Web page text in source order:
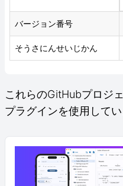
バージョン番号
そうさにんせいじかん
これらのGitHubプロジ
プラグインを使用してい